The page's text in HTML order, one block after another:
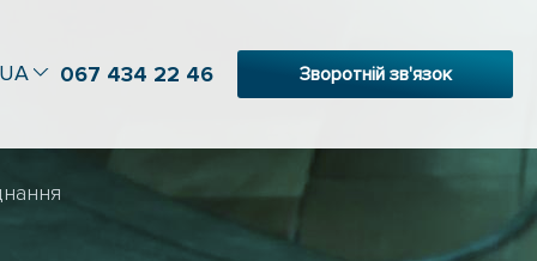
UA 067 434 22 46 Зворотній зв'язок